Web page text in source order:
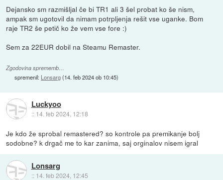
Dejansko sm razmišljal če bi TR1 ali 3 šel probat ko še nism,
ampak sm ugotovil da nimam potrpljenja rešit vse uganke. Bom
raje TR2 še petič ko že vem vse fore :)
Sem za 22EUR dobil na Steamu Remaster.
Zgodovina sprememb…
spremenil: Lonsarg(14. feb 2024 ob 10:45)
Luckyoo
:: 14. feb 2024, 12:18
Je kdo že sprobal remastered? so kontrole pa premikanje bolj
sodobne? k drgač me to kar zanima, saj orginalov nisem igral
Lonsarg
:: 14. feb 2024, 12:45